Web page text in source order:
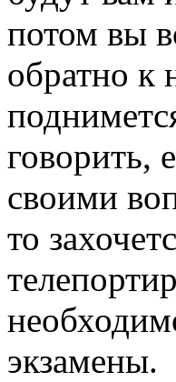
потом вы
обратно к
говорить,
своими
то
экзамены.